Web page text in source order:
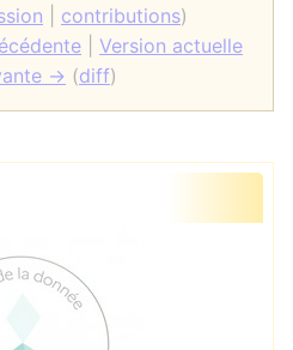
contributions)
Version actuelle
→ (diff)